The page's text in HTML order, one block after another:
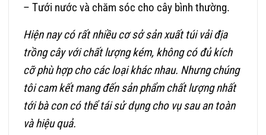
– Tưới nước và chăm sóc cho cây bình thường.
Hiện nay có rất nhiều cơ sở sản xuất túi vải địa
trồng cây với chất lượng kém, không có đủ kích
cỡ phù hợp cho các loại khác nhau. Nhưng chúng
tôi cam kết mang đến sản phẩm chất lượng nhất
tới bà con có thể tái sử dụng cho vụ sau an toàn
và hiệu quả.